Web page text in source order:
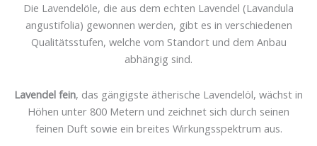
Die Lavendelöle, die aus dem echten Lavendel (Lavandula
angustifolia) gewonnen werden, gibt es in verschiedenen
Qualitätsstufen, welche vom Standort und dem Anbau
abhängig sind.
Lavendel fein, das gängigste ätherische Lavendelöl, wächst in
Höhen unter 800 Metern und zeichnet sich durch seinen
feinen Duft sowie ein breites Wirkungsspektrum aus.